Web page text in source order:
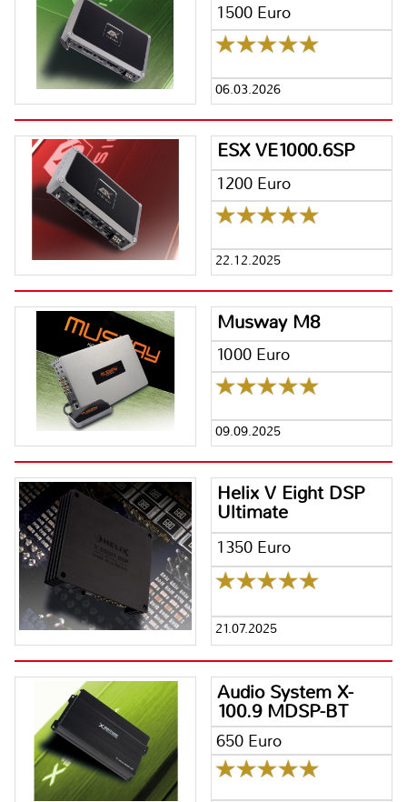
1500 Euro
06.03.2026
ESX VE1000.6SP
1200 Euro
22.12.2025
Musway M8
1000 Euro
09.09.2025
Helix V Eight DSP
Ultimate
1350 Euro
21.07.2025
Audio System X-
100.9 MDSP-BT
650 Euro